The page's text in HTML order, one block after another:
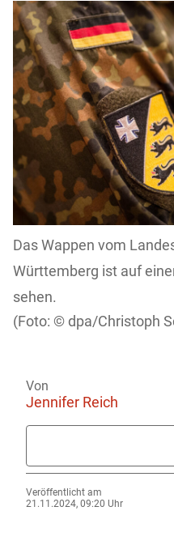
Das Wappen vom
Württemberg ist auf
sehen.
dpa/Christoph
Von
Jennifer Reich
Veröffentlicht am
21.11.2024, 09:20 Uhr